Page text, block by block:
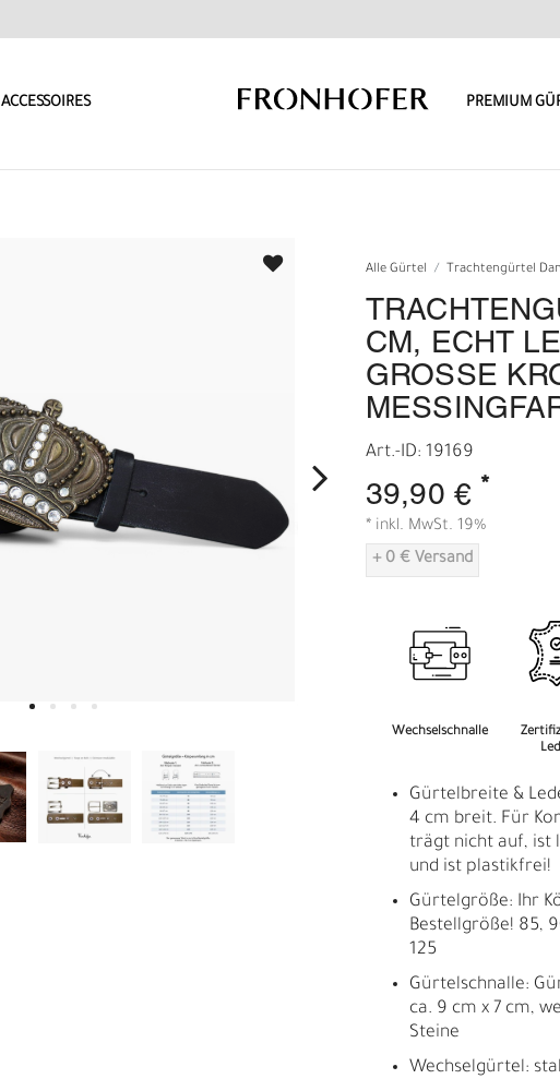
ACCESSOIRES
A
PREMIUM
Alle Gürtel Trachtengürtel
CM, ECHT
GROSSE
Art.-ID: 19169
39,90 € *
* inkl. MwSt. 19%
+ 0 € Versand
Wechselschnalle
Gürtelbreite &
4 cm breit. Für
trägt nicht auf, ist
und ist plastikfrei!
Gürtelgröße: Ihr
Bestellgröße! 85,
125
Gürtelschnalle:
ca. 9 cm x 7 cm,
Steine
Wechselgürtel: